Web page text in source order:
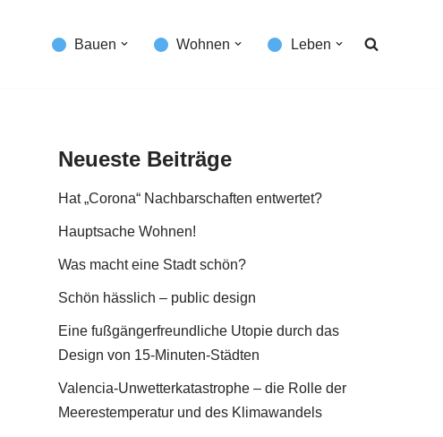
Bauen Wohnen Leben
Neueste Beiträge
Hat „Corona“ Nachbarschaften entwertet?
Hauptsache Wohnen!
Was macht eine Stadt schön?
Schön hässlich – public design
Eine fußgängerfreundliche Utopie durch das
Design von 15-Minuten-Städten
Valencia-Unwetterkatastrophe – die Rolle der
Meerestemperatur und des Klimawandels